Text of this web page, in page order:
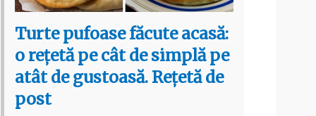
Turte pufoase făcute acasă:
o rețetă pe cât de simplă pe
atât de gustoasă. Rețetă de
post